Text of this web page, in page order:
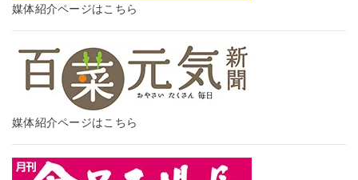
媒体紹介ページはこちら
媒体紹介ページはこちら